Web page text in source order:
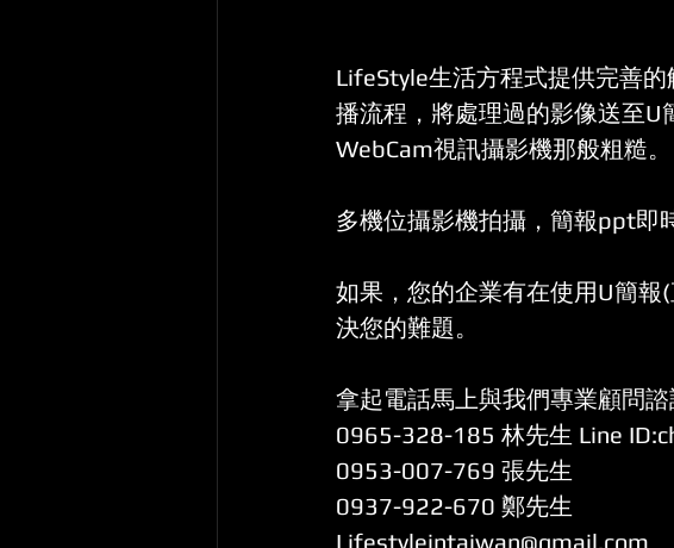
LifeStyle生活方程式提供完善
播流程，將處理過的影像送至U
WebCam視訊攝影機那般粗糙。
多機位攝影機拍攝，簡報ppt即
如果，您的企業有在使用U簡報
決您的難題。
拿起電話馬上與我們專業顧問諮
0965-328-185 林先生 Line
0953-007-769 張先生
0937-922-670 鄭先生
Lifestyleintaiwan@gmail.com